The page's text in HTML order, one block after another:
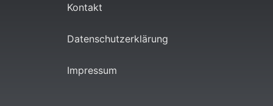
Kontakt
Datenschutzerklärung
Impressum